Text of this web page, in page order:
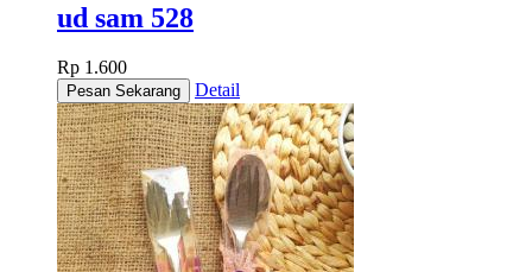
ud sam 528
Rp 1.600
Detail